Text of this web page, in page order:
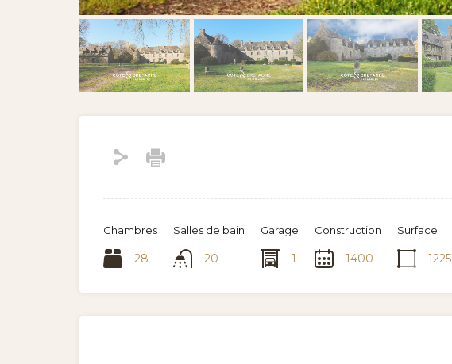
Chambres
28
Salles de bain
20
Garage
1
Construction
1400
Surface
1225